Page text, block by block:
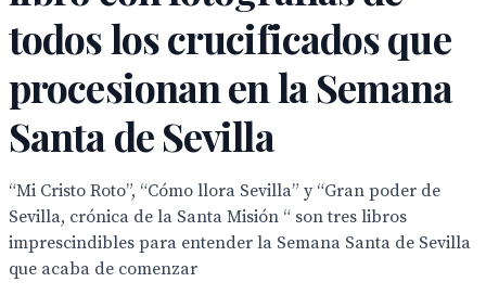
todos los crucificados que
procesionan en la Semana
Santa de Sevilla
“Mi Cristo Roto”, “Cómo llora Sevilla” y “Gran poder de
Sevilla, crónica de la Santa Misión “ son tres libros
imprescindibles para entender la Semana Santa de Sevilla
que acaba de comenzar